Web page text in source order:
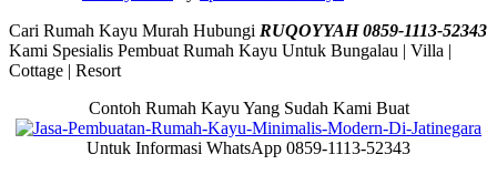
Cari Rumah Kayu Murah Hubungi RUQOYYAH 0859-1113-52343
Kami Spesialis Pembuat Rumah Kayu Untuk Bungalau | Villa |
Cottage | Resort
Contoh Rumah Kayu Yang Sudah Kami Buat
Untuk Informasi WhatsApp 0859-1113-52343